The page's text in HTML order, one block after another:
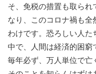
そ、免税の措置も取られ
なり、このコロナ禍も
わけです。恐ろしい人
中で、人間は経済的困
毎年必ず、万人単位で